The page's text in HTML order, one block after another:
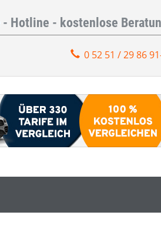
- Hotline - kostenlose
0 52 51 / 29 86